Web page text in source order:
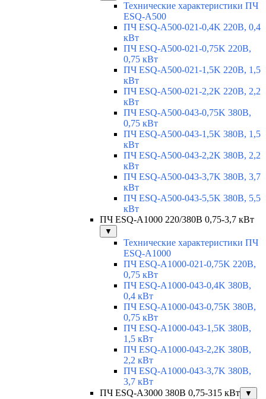
Технические характеристики ПЧ
ESQ-A500
ПЧ ESQ-A500-021-0,4K 220В, 0,4
кВт
ПЧ ESQ-A500-021-0,75K 220В,
0,75 кВт
ПЧ ESQ-A500-021-1,5K 220В, 1,5
кВт
ПЧ ESQ-A500-021-2,2K 220В, 2,2
кВт
ПЧ ESQ-A500-043-0,75K 380В,
0,75 кВт
ПЧ ESQ-A500-043-1,5K 380В, 1,5
кВт
ПЧ ESQ-A500-043-2,2K 380В, 2,2
кВт
ПЧ ESQ-A500-043-3,7K 380В, 3,7
кВт
ПЧ ESQ-A500-043-5,5K 380В, 5,5
кВт
ПЧ ESQ-A1000 220/380В 0,75-3,7 кВт
▼
Технические характеристики ПЧ
ESQ-A1000
ПЧ ESQ-A1000-021-0,75K 220В,
0,75 кВт
ПЧ ESQ-A1000-043-0,4K 380В,
0,4 кВт
ПЧ ESQ-A1000-043-0,75K 380В,
0,75 кВт
ПЧ ESQ-A1000-043-1,5K 380В,
1,5 кВт
ПЧ ESQ-A1000-043-2,2K 380В,
2,2 кВт
ПЧ ESQ-A1000-043-3,7K 380В,
3,7 кВт
ПЧ ESQ-A3000 380В 0,75-315 кВт
▼